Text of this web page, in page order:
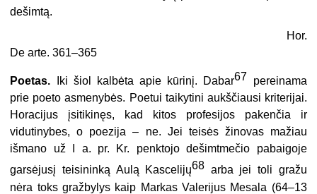
dešimtą.
Hor.
De arte. 361–365
Poetas. Iki šiol kalbėta apie kūrinį. Dabar67 pereinama
prie poeto asmenybės. Poetui taikytini aukščiausi kriterijai.
Horacijus įsitikinęs, kad kitos profesijos pakenčia ir
vidutinybes, o poezija – ne. Jei teisės žinovas mažiau
išmano už I a. pr. Kr. penktojo dešimtmečio pabaigoje
garsėjusį teisininką Aulą Kascelijų68 arba jei toli gražu
nėra toks gražbylys kaip Markas Valerijus Mesala (64–13